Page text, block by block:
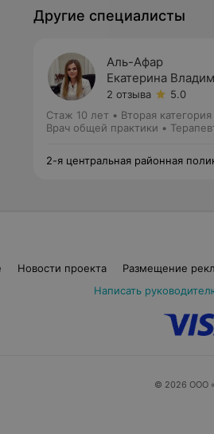
Другие специалисты
Аль-Афар
Екатерина
2 отзыва
5.0
Стаж 10 лет • Вторая категория
Врач общей практики •
2-я центральная районная
Новости проекта Размещение
Написать
© 2026 ООО